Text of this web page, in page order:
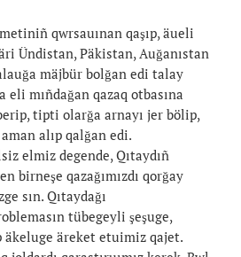
qwrsauınan qaşıp, äueli
Ündistan, Päkistan, Auğanıstan
mäjbür bolğan edi talay
eli mıñdağan qazaq otbasına
tipti olarğa arnayı jer bölip,
alıp qalğan edi.
elmiz degende, Qıtaydıñ
birneşe qazağımızdı qorğay
sın. Qıtaydağı
tübegeyli şeşuge,
äkeluge äreket etuimiz qajet.